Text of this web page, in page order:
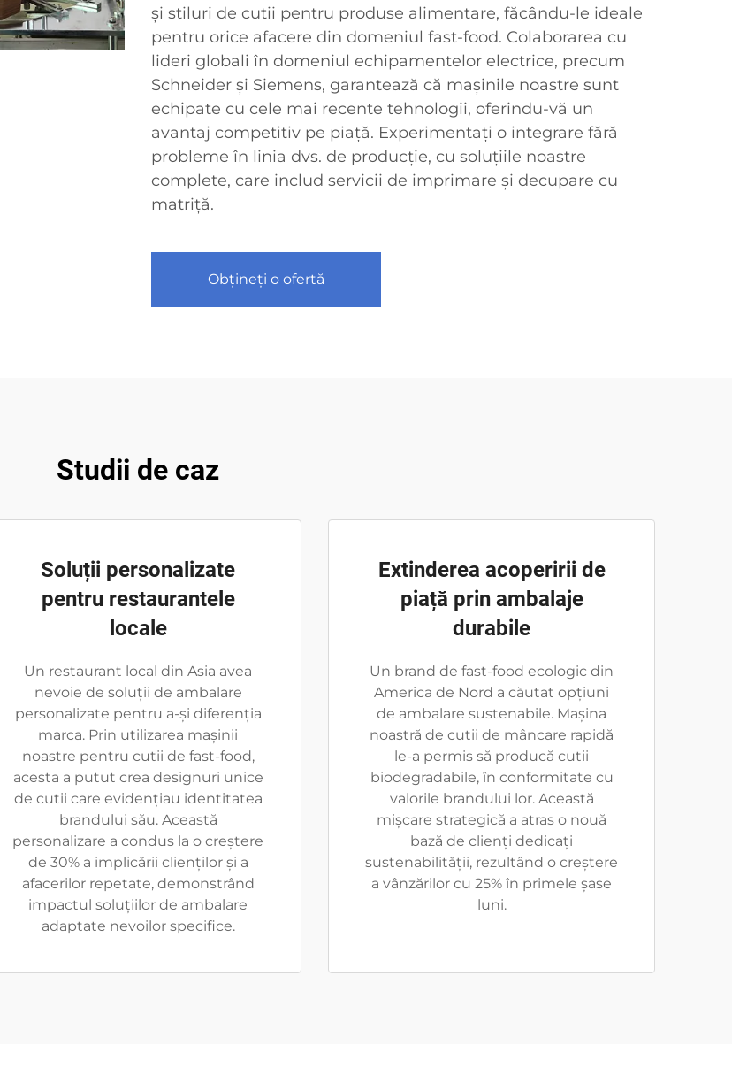
și stiluri de cutii pentru produse alimentare, făcându-le ideale
pentru orice afacere din domeniul fast-food. Colaborarea cu
lideri globali în domeniul echipamentelor electrice, precum
Schneider și Siemens, garantează că mașinile noastre sunt
echipate cu cele mai recente tehnologii, oferindu-vă un
avantaj competitiv pe piață. Experimentați o integrare fără
probleme în linia dvs. de producție, cu soluțiile noastre
complete, care includ servicii de imprimare și decupare cu
matriță.
Obțineți o ofertă
Studii de caz
Soluții personalizate
pentru restaurantele
locale
Un restaurant local din Asia avea
nevoie de soluții de ambalare
personalizate pentru a-și diferenția
marca. Prin utilizarea mașinii
noastre pentru cutii de fast-food,
acesta a putut crea designuri unice
de cutii care evidențiau identitatea
brandului său. Această
personalizare a condus la o creștere
de 30% a implicării clienților și a
afacerilor repetate, demonstrând
impactul soluțiilor de ambalare
adaptate nevoilor specifice.
Extinderea acoperirii de
piață prin ambalaje
durabile
Un brand de fast-food ecologic din
America de Nord a căutat opțiuni
de ambalare sustenabile. Mașina
noastră de cutii de mâncare rapidă
le-a permis să producă cutii
biodegradabile, în conformitate cu
valorile brandului lor. Această
mișcare strategică a atras o nouă
bază de clienți dedicați
sustenabilității, rezultând o creștere
a vânzărilor cu 25% în primele șase
luni.